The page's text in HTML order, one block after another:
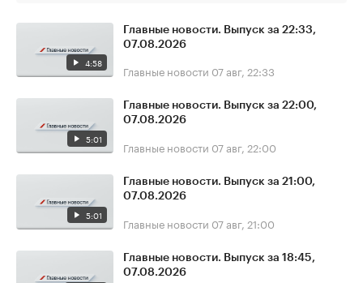
4:58
Главные новости. Выпуск за 22:33,
07.08.2026
Главные новости 07 авг, 22:33
5:01
Главные новости. Выпуск за 22:00,
07.08.2026
Главные новости 07 авг, 22:00
5:01
Главные новости. Выпуск за 21:00,
07.08.2026
Главные новости 07 авг, 21:00
Главные новости. Выпуск за 18:45,
07.08.2026